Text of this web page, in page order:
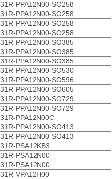
PPA12N00-SO258
PPA12N00-SO258
PPA12N00-SO258
PPA12N00-SO258
PPA12N00-SO385
PPA12N00-SO385
PPA12N00-SO385
PPA12N00-SO530
PPA12N00-SO596
PPA12N00-SO605
PPA12N00-SO729
PPA12N00-SO729
PPA12N00C
PPA12N00-SO413
PPA12N00-SO413
PSA12KB3
PSA12N00
PSA12N00
VPA12H00